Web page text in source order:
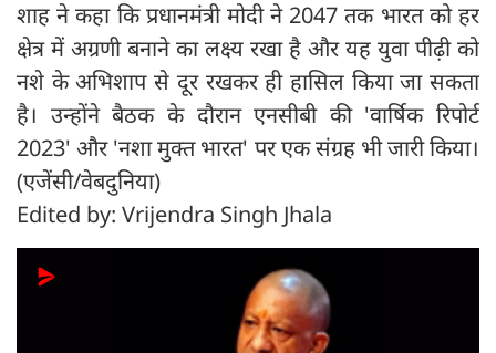
शाह ने कहा कि प्रधानमंत्री मोदी ने 2047 तक भारत को हर
क्षेत्र में अग्रणी बनाने का लक्ष्य रखा है और यह युवा पीढ़ी को
नशे के अभिशाप से दूर रखकर ही हासिल किया जा सकता
है। उन्होंने बैठक के दौरान एनसीबी की 'वार्षिक रिपोर्ट
2023' और 'नशा मुक्त भारत' पर एक संग्रह भी जारी किया।
(एजेंसी/वेबदुनिया)
Edited by: Vrijendra Singh Jhala